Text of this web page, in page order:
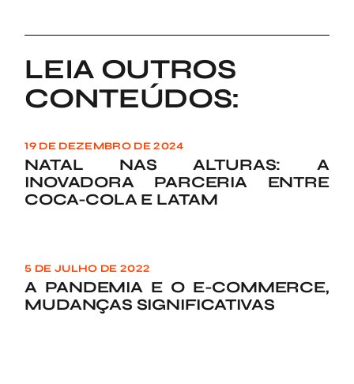
LEIA OUTROS
CONTEÚDOS:
19 DE DEZEMBRO DE 2024
NATAL NAS ALTURAS: A
INOVADORA PARCERIA ENTRE
COCA-COLA E LATAM
5 DE JULHO DE 2022
A PANDEMIA E O E-COMMERCE,
MUDANÇAS SIGNIFICATIVAS